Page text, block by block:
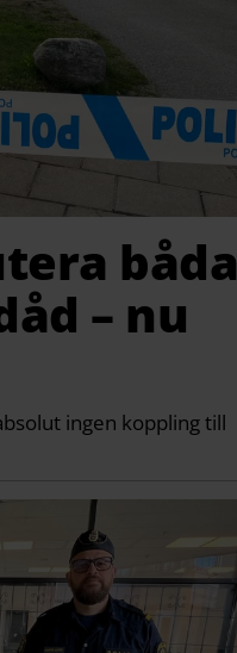
båda
– nu
ingen koppling till